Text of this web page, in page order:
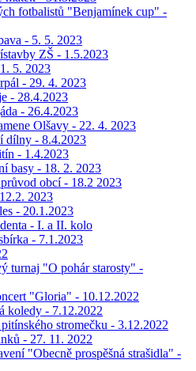
fotbalistů "Benjamínek cup" -
- 5. 5. 2023
ZŠ - 1.5.2023
5. 2023
- 29. 4. 2023
- 28.4.2023
- 26.4.2023
Olšavy - 22. 4. 2023
dílny - 8.4.2023
- 1.4.2023
basy - 18. 2. 2023
obcí - 18.2 2023
2023
- 20.1.2023
- I. a II. kolo
- 7.1.2023
turnaj "O pohár starosty" -
"Gloria" - 10.12.2022
koledy - 7.12.2022
stromečku - 3.12.2022
- 27. 11. 2022
"Obecně prospěšná strašidla" -